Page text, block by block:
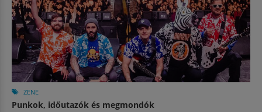
ZENE
Punkok, időutazók és megmondók